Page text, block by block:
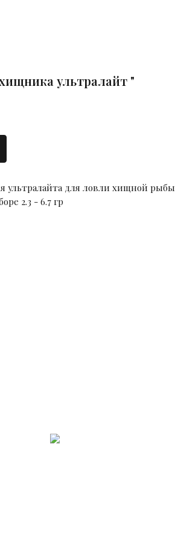
ультралайт "
ультралайта для ловли хищной
2.3 - 6.7 гр